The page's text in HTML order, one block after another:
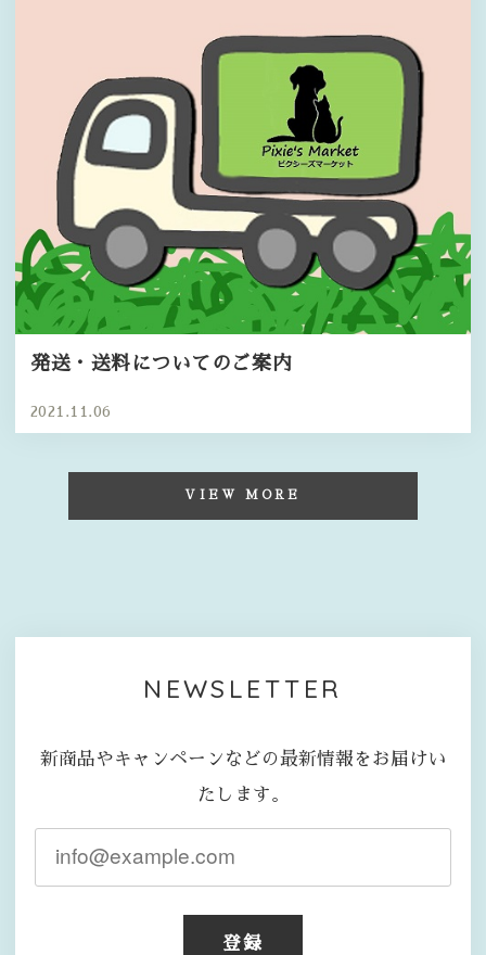
発送・送料についてのご案内
2021.11.06
VIEW MORE
NEWSLETTER
新商品やキャンペーンなどの最新情報をお届けい
たします。
登録